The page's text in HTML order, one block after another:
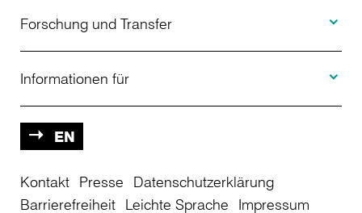
Bewerbung
Studienberatung
Weiterbildung
Studienkolleg
Über uns
Aktuelles
Veranstaltungen
Einrichtungen
Forschung und Transfer
Projekte
Informationen für
Studieninteressierte
Studierende
EN
Kontakt Presse
Datenschutzerklärung
Barrierefreiheit Leichte Sprache Impressum